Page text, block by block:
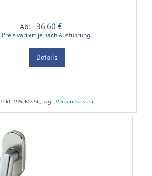
Ab: 36,60 €
Preis variiert je nach Ausführung.
Details
Inkl. 19% MwSt., zzgl. Versandkosten